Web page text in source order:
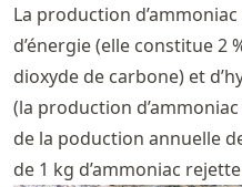
La production
d’énergie (elle constitue 2
dioxyde de carbone) et
(la production
de la poduction annuelle
de 1 kg d’ammoniac